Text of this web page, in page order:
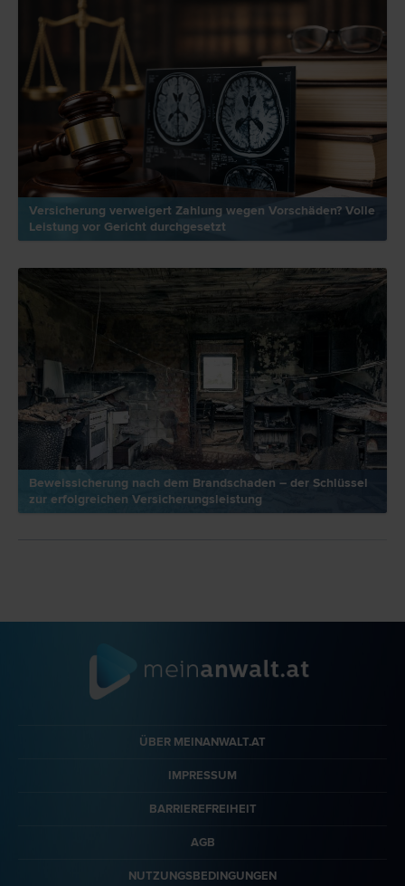
Versicherung verweigert Zahlung wegen Vorschäden? Volle
Leistung vor Gericht durchgesetzt
Beweissicherung nach dem Brandschaden – der Schlüssel
zur erfolgreichen Versicherungsleistung
ÜBER MEINANWALT.AT
IMPRESSUM
BARRIEREFREIHEIT
AGB
NUTZUNGSBEDINGUNGEN